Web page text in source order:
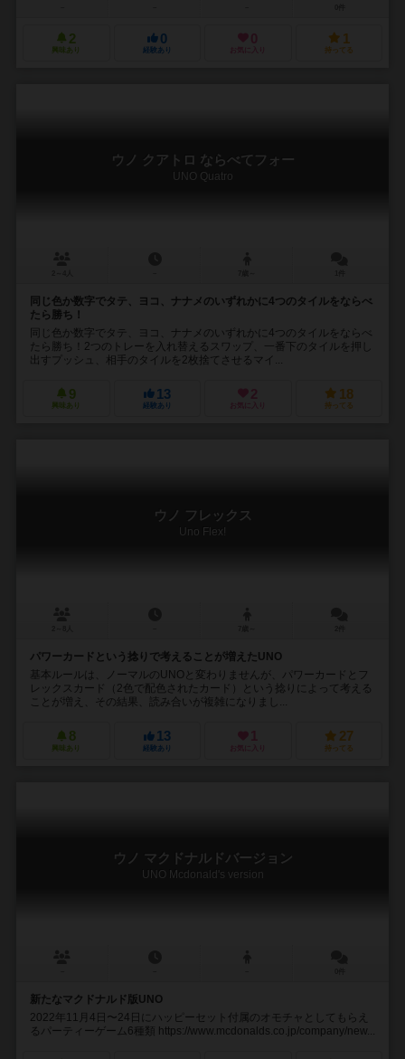
2
興味あり
0
経験あり
0
お気に入り
1
持ってる
ウノ クアトロ ならべてフォー
UNO Quatro
同じ色か数字でタテ、ヨコ、ナナメのいずれかに4つのタイルをならべ
たら勝ち！
同じ色か数字でタテ、ヨコ、ナナメのいずれかに4つのタイルをならべ
たら勝ち！2つのトレーを入れ替えるスワップ、一番下のタイルを押し
出すプッシュ、相手のタイルを2枚捨てさせるマイ...
9
興味あり
13
経験あり
2
お気に入り
18
持ってる
ウノ フレックス
Uno Flex!
パワーカードという捻りで考えることが増えたUNO
基本ルールは、ノーマルのUNOと変わりませんが、パワーカードとフ
レックスカード（2色で配色されたカード）という捻りによって考える
ことが増え、その結果、読み合いが複雑になりまし...
8
興味あり
13
経験あり
1
お気に入り
27
持ってる
ウノ マクドナルドバージョン
UNO Mcdonald's version
新たなマクドナルド版UNO
2022年11月4日〜24日にハッピーセット付属のオモチャとしてもらえ
るパーティーゲーム6種類 https://www.mcdonalds.co.jp/company/new...